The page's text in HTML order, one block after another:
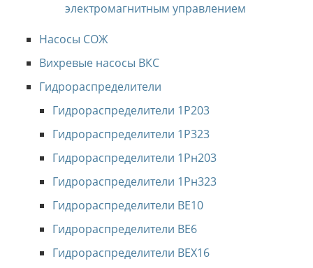
электромагнитным управлением
Насосы СОЖ
Вихревые насосы ВКС
Гидрораспределители
Гидрораспределители 1Р203
Гидрораспределители 1Р323
Гидрораспределители 1Рн203
Гидрораспределители 1Рн323
Гидрораспределители ВЕ10
Гидрораспределители ВЕ6
Гидрораспределители ВЕХ16